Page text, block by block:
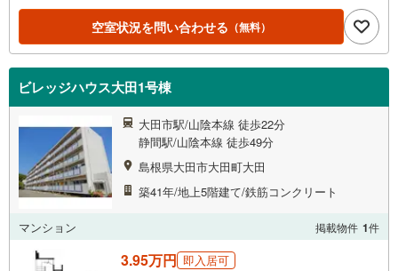
空室状況を問い合わせる （無料）
ビレッジハウス大田1号棟
大田市駅/山陰本線 徒歩22分
静間駅/山陰本線 徒歩49分
島根県大田市大田町大田
築41年/地上5階建て/鉄筋コンクリート
マンション 掲載物件 1件
3.95万円 即入居可